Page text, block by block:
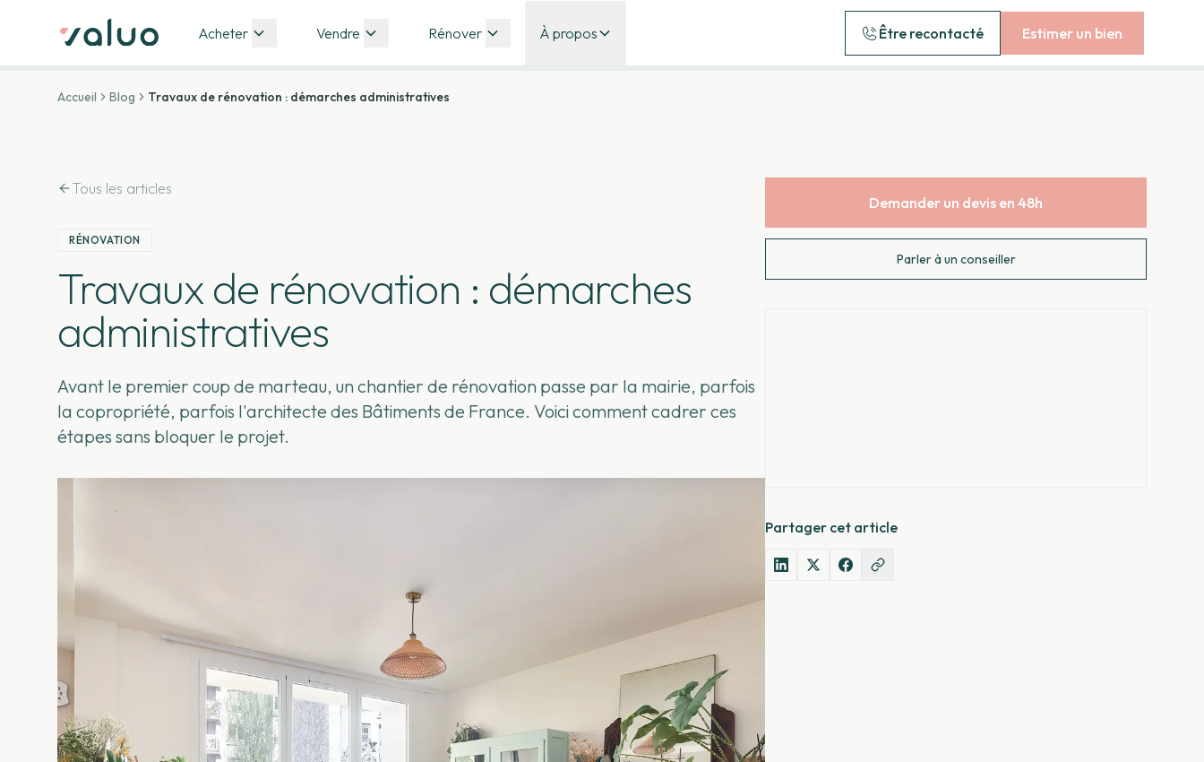
Acheter Vendre Rénover À propos Être recontacté Estimer un bien
Accueil Blog Travaux de rénovation : démarches administratives
Tous les articles
RÉNOVATION
Travaux de rénovation : démarches
administratives
Avant le premier coup de marteau, un chantier de rénovation passe par la mairie, parfois
la copropriété, parfois l'architecte des Bâtiments de France. Voici comment cadrer ces
étapes sans bloquer le projet.
Demander un devis en 48h
Parler à un conseiller
Partager cet article